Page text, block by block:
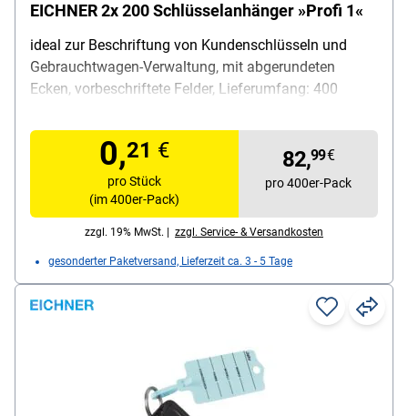
EICHNER 2x 200 Schlüsselanhänger »Profi 1«
ideal zur Beschriftung von Kundenschlüsseln und
Gebrauchtwagen-Verwaltung, mit abgerundeten
Ecken, vorbeschriftete Felder, Lieferumfang: 400
Spezialstifte
0,21 €
pro Stück
(im 400er-Pack)
82,99€
pro 400er-Pack
zzgl. 19% MwSt. | zzgl. Service- & Versandkosten
gesonderter Paketversand, Lieferzeit ca. 3 - 5 Tage